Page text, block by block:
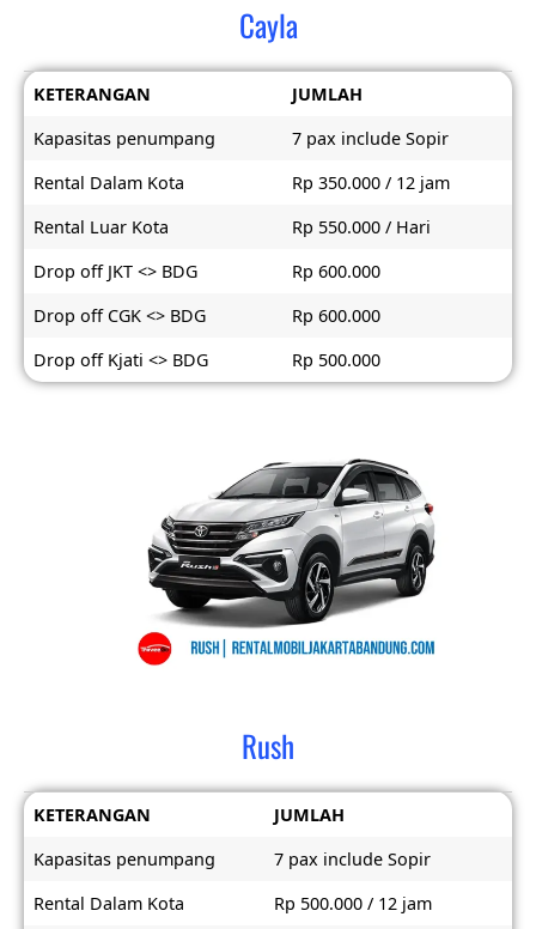
Cayla
KETERANGAN
JUMLAH
Kapasitas penumpang
7 pax include Sopir
Rental Dalam Kota
Rp 350.000 / 12 jam
Rental Luar Kota
Rp 550.000 / Hari
Drop off JKT <> BDG
Rp 600.000
Drop off CGK <> BDG
Rp 600.000
Drop off Kjati <> BDG
Rp 500.000
Rush
KETERANGAN
JUMLAH
Kapasitas penumpang
7 pax include Sopir
Rental Dalam Kota
Rp 500.000 / 12 jam